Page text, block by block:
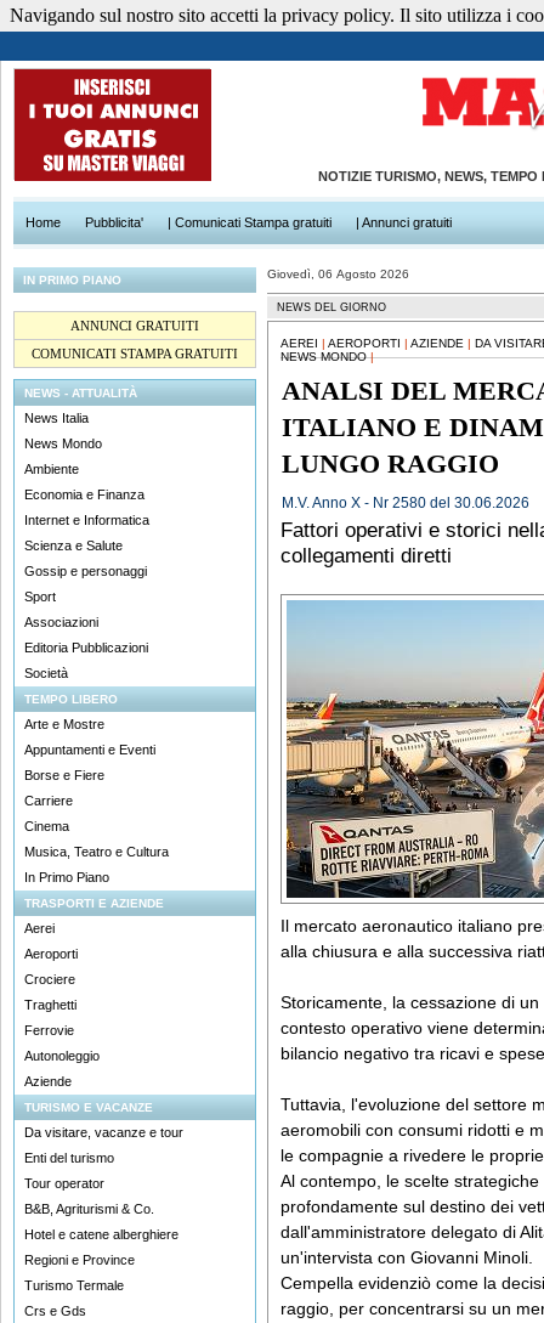
NOTIZIE TURISMO, NEWS,
Home Pubblicita' | Comunicati Stampa gratuiti | Annunci gratuiti
IN PRIMO PIANO
ANNUNCI GRATUITI
COMUNICATI STAMPA GRATUITI
NEWS - ATTUALITÀ
News Italia
News Mondo
Ambiente
Economia e Finanza
Internet e Informatica
Scienza e Salute
Gossip e personaggi
Sport
Associazioni
Editoria Pubblicazioni
Società
TEMPO LIBERO
Arte e Mostre
Appuntamenti e Eventi
Borse e Fiere
Carriere
Cinema
Musica, Teatro e Cultura
In Primo Piano
TRASPORTI E AZIENDE
Aerei
Aeroporti
Crociere
Traghetti
Ferrovie
Autonoleggio
Aziende
TURISMO E VACANZE
Da visitare, vacanze e tour
Enti del turismo
Tour operator
B&B, Agriturismi & Co.
Hotel e catene alberghiere
Regioni e Province
Turismo Termale
Crs e Gds
Giovedì, 06 Agosto 2026
NEWS DEL GIORNO
AEREI | AEROPORTI | AZIENDE | DA
NEWS MONDO|
ANALSI DEL
ITALIANO E
LUNGO RAGGIO
M.V. Anno X - Nr 2580 del 30.06.2026
Fattori operativi e storici
collegamenti diretti
Il mercato aeronautico italiano
alla chiusura e alla successiva
Storicamente, la cessazione di
contesto operativo viene
bilancio negativo tra ricavi e
Tuttavia, l'evoluzione del settore
aeromobili con consumi ridotti e
le compagnie a rivedere le
Al contempo, le scelte
profondamente sul destino dei
dall'amministratore delegato di
un'intervista con Giovanni Minoli.
Cempella evidenziò come la
raggio, per concentrarsi su un
Navigando sul nostro sito accetti la privacy policy. Il sito utilizza i